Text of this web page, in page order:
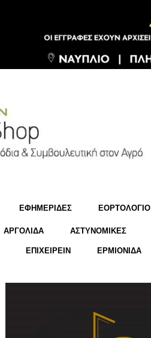
ΕΦΗΜΕΡΙΔΕΣ ΕΟΡΤΟΛΟΓΙΟ
ΑΡΓΟΛΙΔΑ ΑΣΤΥΝΟΜΙΚΕΣ
ΕΠΙΧΕΙΡΕΙΝ ΕΡΜΙΟΝΙΔΑ